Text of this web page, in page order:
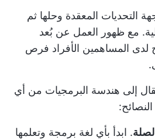
التحديات المعقدة وحلها ثم
مع ظهور العمل عن بُعد
لدى المساهمين الأفراد فرص
إلى هندسة البرمجيات من أي
. ابدأ بأي لغة برمجة وتعلمها